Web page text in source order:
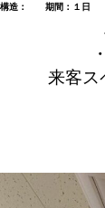
構造： 期間：１日
来客ス